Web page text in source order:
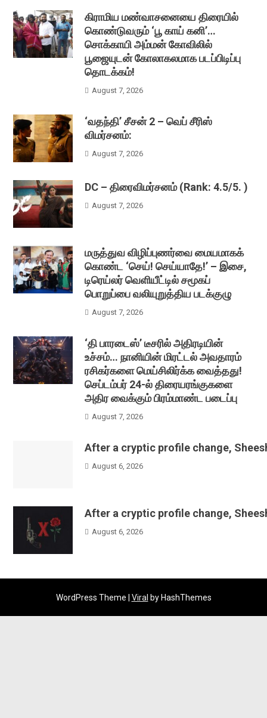
கிராமிய மண்வாசனையை திரையில்
கொண்டுவரும் ‘பூ காய் கனி’…
சொக்காயி அம்மன் கோவிலில்
பூஜையுடன் கோலாகலமாக படப்பிடிப்பு
தொடக்கம்!
August 7, 2026
‘வதந்தி’ சீசன் 2 – வெப் சீரிஸ்
விமர்சனம்:
August 7, 2026
DC – திரைவிமர்சனம் (Rank: 4.5/5. )
August 7, 2026
மருத்துவ விழிப்புணர்வை மையமாகக்
கொண்ட ‘செய்! செய்யாதே!’ – இசை,
டிரெய்லர் வெளியீட்டில் சமூகப்
பொறுப்பை வலியுறுத்திய படக்குழு
August 7, 2026
‘தி பாரடைஸ்’ டீசரில் அதிரடியின்
உச்சம்… நானியின் மிரட்டல் அவதாரம்
ரசிகர்களை மெய்சிலிர்க்க வைத்தது!
செப்டம்பர் 24-ல் திரையரங்குகளை
அதிர வைக்கும் பிரம்மாண்ட படைப்பு
August 7, 2026
After a cryptic profile change,
August 6, 2026
After a cryptic profile change,
August 6, 2026
WordPress Theme | Viral by HashThemes